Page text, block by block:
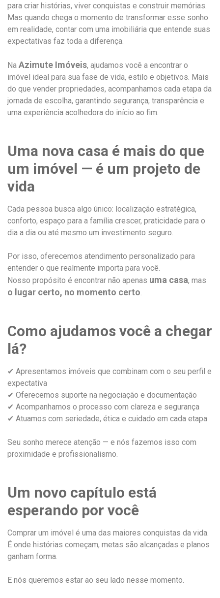
para criar histórias, viver conquistas e construir memórias.
Mas quando chega o momento de transformar esse sonho
em realidade, contar com uma imobiliária que entende suas
expectativas faz toda a diferença.
Na Azimute Imóveis, ajudamos você a encontrar o
imóvel ideal para sua fase de vida, estilo e objetivos. Mais
do que vender propriedades, acompanhamos cada etapa da
jornada de escolha, garantindo segurança, transparência e
uma experiência acolhedora do início ao fim.
Uma nova casa é mais do que
um imóvel — é um projeto de
vida
Cada pessoa busca algo único: localização estratégica,
conforto, espaço para a família crescer, praticidade para o
dia a dia ou até mesmo um investimento seguro.
Por isso, oferecemos atendimento personalizado para
entender o que realmente importa para você.
Nosso propósito é encontrar não apenas uma casa, mas
o lugar certo, no momento certo
Como ajudamos você a chegar
lá?
✔ Apresentamos imóveis que combinam com o seu perfil e
expectativa
✔ Oferecemos suporte na negociação e documentação
✔ Acompanhamos o processo com clareza e segurança
✔ Atuamos com seriedade, ética e cuidado em cada etapa
Seu sonho merece atenção — e nós fazemos isso com
proximidade e profissionalismo.
Um novo capítulo está
esperando por você
Comprar um imóvel é uma das maiores conquistas da vida.
É onde histórias começam, metas são alcançadas e planos
ganham forma.
E nós queremos estar ao seu lado nesse momento.